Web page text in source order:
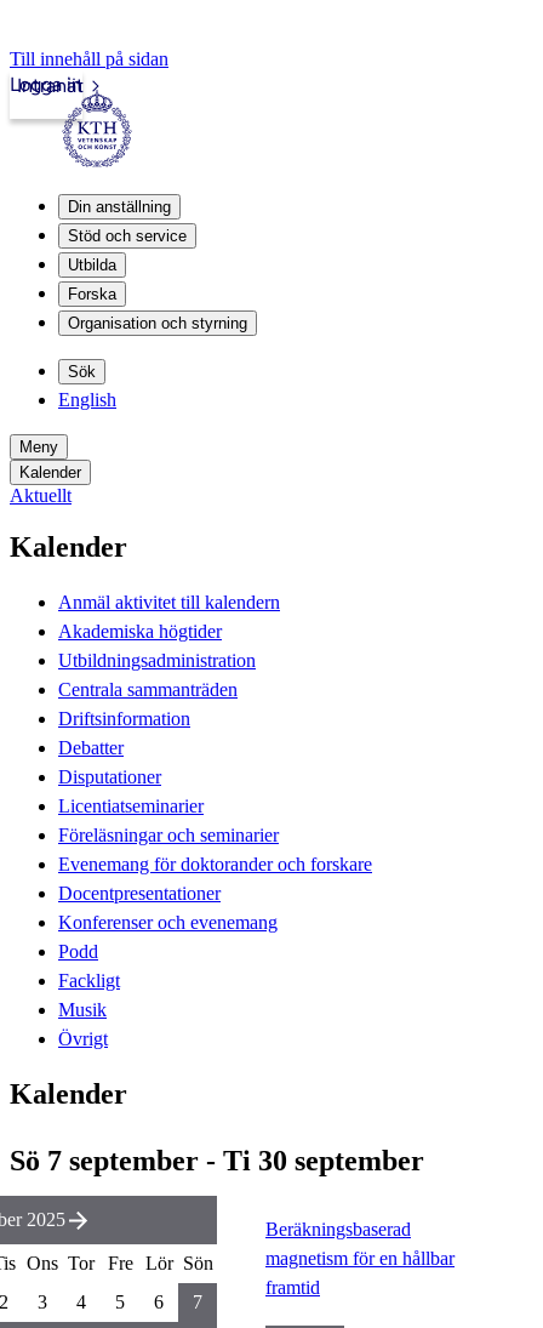
Till innehåll på sidan
Intranät
Logga in
Din anställning
Stöd och service
Utbilda
Forska
Organisation och styrning
Sök
English
Meny
Kalender
Aktuellt
Kalender
Anmäl aktivitet till kalendern
Akademiska högtider
Utbildningsadministration
Centrala sammanträden
Driftsinformation
Debatter
Disputationer
Licentiatseminarier
Föreläsningar och seminarier
Evenemang för doktorander och forskare
Docentpresentationer
Konferenser och evenemang
Podd
Fackligt
Musik
Övrigt
Kalender
Sö 7 september - Ti 30 september
Beräkningsbaserad
magnetism för en hållbar
framtid
2025
Ons Tor Fre Lör Sön
2
3 4 5 6
7